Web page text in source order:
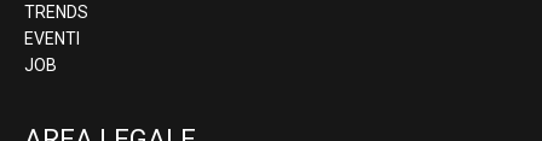
TRENDS
EVENTI
JOB